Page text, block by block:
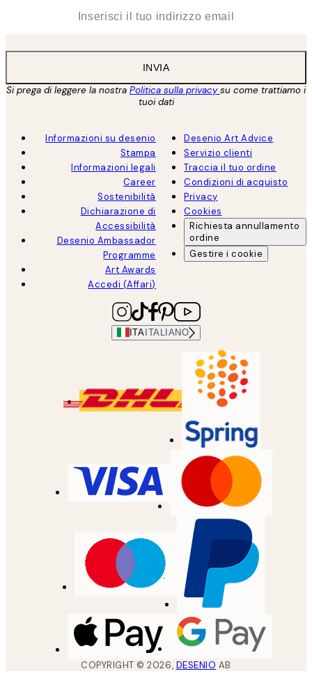
INVIA
Si prega di leggere la nostra Politica sulla privacysu come trattiamo i
tuoi dati
Informazioni su desenio
Stampa
Informazioni legali
Career
Sostenibilità
Dichiarazione di
Accessibilità
Desenio Ambassador
Programme
Art Awards
Accedi (Affari)
Desenio Art Advice
Servizio clienti
Traccia il tuo ordine
Condizioni di acquisto
Privacy
Cookies
Richiesta annullamento
ordine
Gestire i cookie
ITA ITALIANO
COPYRIGHT ©2026, DESENIO AB